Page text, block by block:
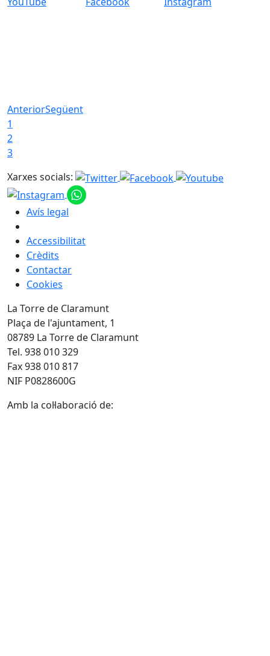
AnteriorSegüent
1
2
3
Xarxes socials:
Avís legal
Accessibilitat
Crèdits
Contactar
Cookies
La Torre de Claramunt
Plaça de l'ajuntament, 1
08789 La Torre de Claramunt
Tel. 938 010 329
Fax 938 010 817
NIF P0828600G
Amb la col·laboració de: